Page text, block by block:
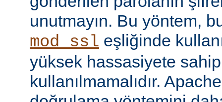
unutmayın. Bu yöntem,
mod_ssl eşliğinde
yüksek hassasiyete
kullanılmamalıdır.